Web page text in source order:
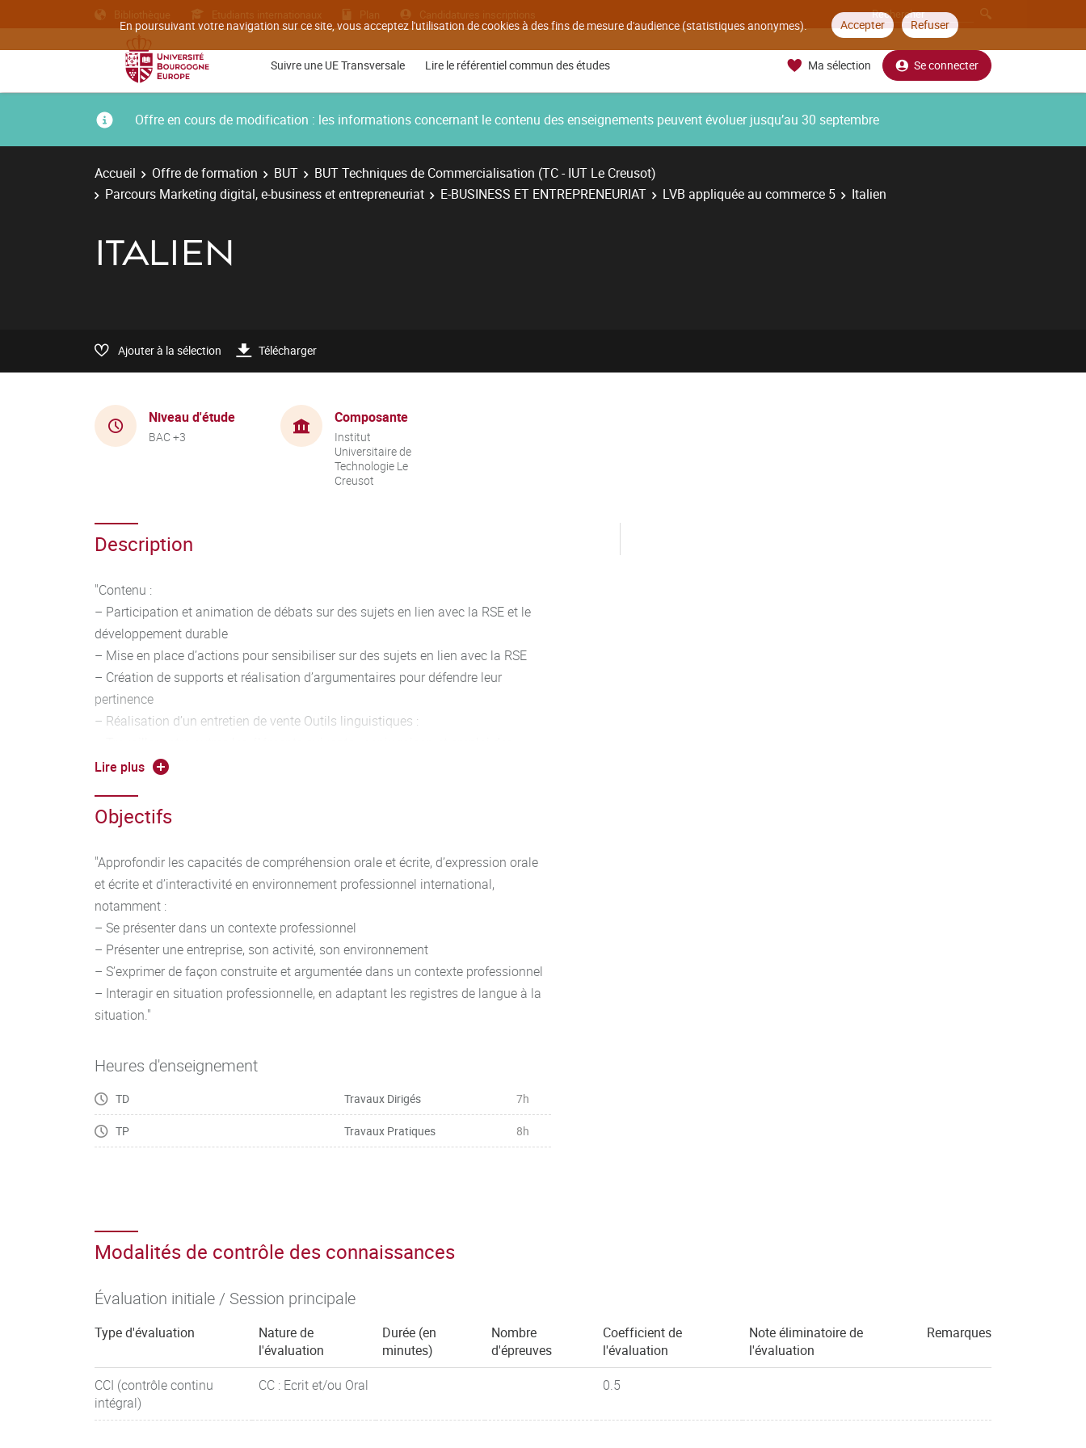
En poursuivant votre navigation sur ce site, vous acceptez l'utilisation de cookies à des fins de mesure d'audience (statistiques anonymes). Accepter Refuser
Bibliothèque Etudiants internationaux Plan Candidatures inscriptions
Suivre une UE Transversale Lire le référentiel commun des études Ma sélection Se connecter
Offre en cours de modification : les informations concernant le contenu des enseignements peuvent évoluer jusqu’au 30 septembre
Accueil Offre de formation BUT
BUT Techniques de Commercialisation (TC - IUT Le Creusot)
Parcours Marketing digital, e-business et entrepreneuriat
E-BUSINESS ET ENTREPRENEURIAT LVB appliquée au commerce 5 Italien
ITALIEN
Ajouter à la sélection Télécharger
Niveau d'étude
BAC +3
Composante
Institut
Universitaire de
Technologie Le
Creusot
Description
"Contenu :
– Participation et animation de débats sur des sujets en lien avec la RSE et le
développement durable
– Mise en place d’actions pour sensibiliser sur des sujets en lien avec la RSE
– Création de supports et réalisation d’argumentaires pour défendre leur
pertinence
– Réalisation d’un entretien de vente Outils linguistiques :
temps adaptés à la situation, vocabulaire adapté en contexte, forme
indirect, syntaxe
– Veiller à la qualité phonétique et idiomatique de l’expression
et décrire des tendances
– Maîtriser le vocabulaire technique général des affaires et le restituer dans une
– Argumenter et défendre son opinion / ses choix"
Lire plus
Objectifs
"Approfondir les capacités de compréhension orale et écrite, d’expression orale
et écrite et d’interactivité en environnement professionnel international,
notamment :
– Se présenter dans un contexte professionnel
– Présenter une entreprise, son activité, son environnement
– S’exprimer de façon construite et argumentée dans un contexte professionnel
– Interagir en situation professionnelle, en adaptant les registres de langue à la
situation."
Heures d'enseignement
TD Travaux Dirigés 7h
TP Travaux Pratiques 8h
Modalités de contrôle des connaissances
Évaluation initiale / Session principale
Type d'évaluation
Nature de
l'évaluation
Durée (en
minutes)
Nombre
d'épreuves
Coefficient de
l'évaluation
Note éliminatoire de
l'évaluation
Remarques
CCI (contrôle continu
intégral)
CC : Ecrit et/ou Oral 0.5